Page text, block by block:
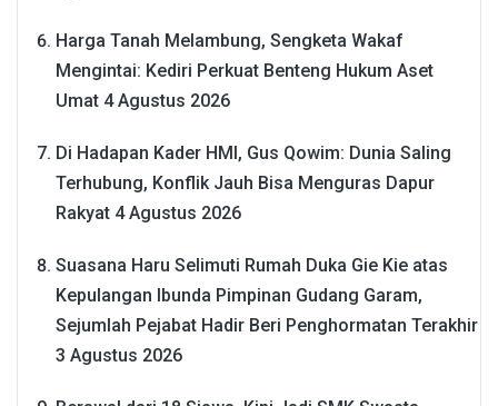
Harga Tanah Melambung, Sengketa Wakaf
Mengintai: Kediri Perkuat Benteng Hukum Aset
Umat 4 Agustus 2026
Di Hadapan Kader HMI, Gus Qowim: Dunia Saling
Terhubung, Konflik Jauh Bisa Menguras Dapur
Rakyat 4 Agustus 2026
Suasana Haru Selimuti Rumah Duka Gie Kie atas
Kepulangan Ibunda Pimpinan Gudang Garam,
Sejumlah Pejabat Hadir Beri Penghormatan Terakhir
3 Agustus 2026